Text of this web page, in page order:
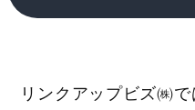
リンクアップビズ㈱